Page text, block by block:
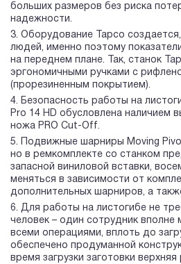
больших размеров без риска
надежности.
Оборудование Tapco
людей, именно поэтому
на переднем плане. Так, станок
эргономичными ручками с
(прорезиненным покрытием).
Безопасность работы на
Pro 14 HD обусловлена наличием
ножа PRO Cut-Off.
Подвижные шарниры Moving
но в ремкомплекте со станком
запасной виниловой вставки,
меняться в зависимости от
дополнительных шарниров, а
Для работы на листогибе не
человек – один сотрудник вполне
всеми операциями, вплоть до
обеспечено продуманной
время загрузки заготовки